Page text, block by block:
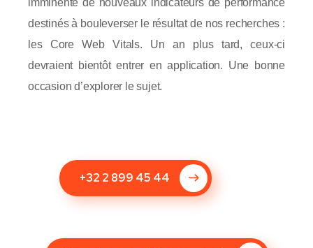
imminente de nouveaux indicateurs de performance
destinés à bouleverser le résultat de nos recherches :
les Core Web Vitals. Un an plus tard, ceux-ci
devraient bientôt entrer en application. Une bonne
occasion d’explorer le sujet.
+32 2 899 45 44